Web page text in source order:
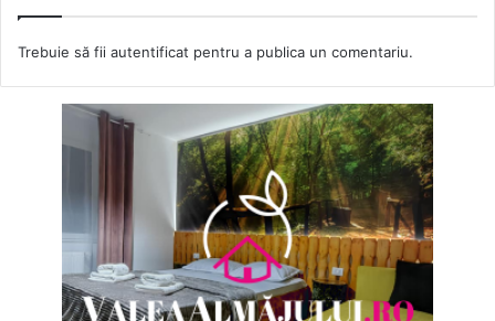
Trebuie să fii autentificat pentru a publica un comentariu.